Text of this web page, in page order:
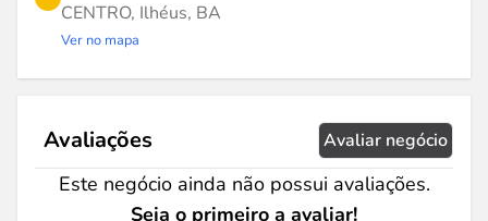
CENTRO, Ilhéus, BA
Ver no mapa
Avaliações Avaliar negócio
Este negócio ainda não possui avaliações.
Seja o primeiro a avaliar!